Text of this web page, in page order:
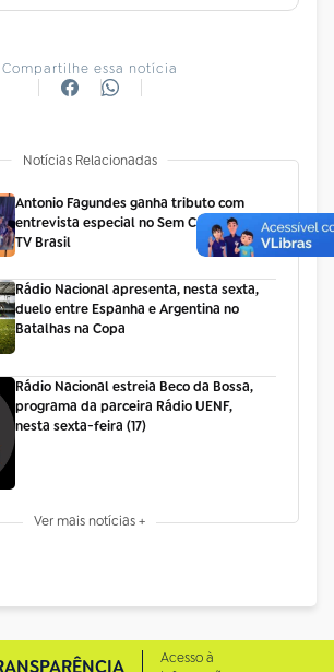
Compartilhe essa notícia
Notícias Relacionadas
Antonio Fagundes ganha tributo com
entrevista especial no Sem Censura, da
TV Brasil
Rádio Nacional apresenta, nesta sexta,
duelo entre Espanha e Argentina no
Batalhas na Copa
Rádio Nacional estreia Beco da Bossa,
programa da parceira Rádio UENF,
nesta sexta-feira (17)
Ver mais notícias +
Acesso à